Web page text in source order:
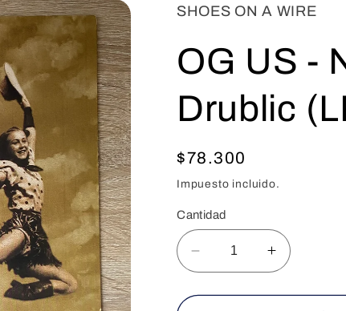
SHOES ON A WIRE
OG US -
Drublic
Precio
habitual
$78.300
Impuesto incluido.
Cantidad
Reducir
cantidad
para
Aumentar
cantidad
para